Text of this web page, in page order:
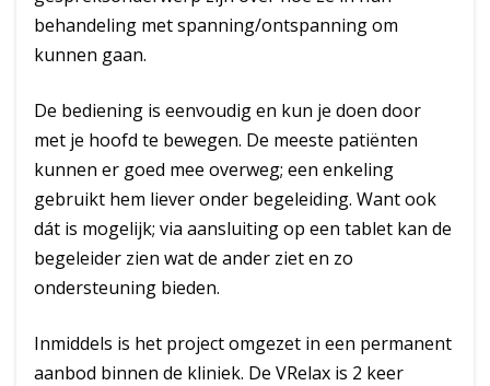
behandeling met spanning/ontspanning om
kunnen gaan.
De bediening is eenvoudig en kun je doen door
met je hoofd te bewegen. De meeste patiënten
kunnen er goed mee overweg; een enkeling
gebruikt hem liever onder begeleiding. Want ook
dát is mogelijk; via aansluiting op een tablet kan de
begeleider zien wat de ander ziet en zo
ondersteuning bieden.
Inmiddels is het project omgezet in een permanent
aanbod binnen de kliniek. De VRelax is 2 keer